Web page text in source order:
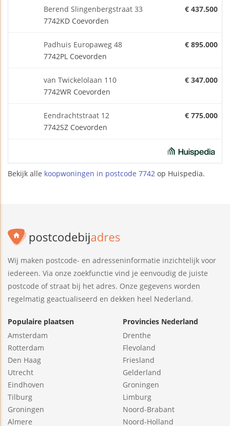
Berend Slingenbergstraat 33
7742KD Coevorden
€ 437.500
Padhuis Europaweg 48
7742PL Coevorden
€ 895.000
van Twickelolaan 110
7742WR Coevorden
€ 347.000
Eendrachtstraat 12
7742SZ Coevorden
€ 775.000
Bekijk alle koopwoningen in postcode 7742 op Huispedia.
Wij maken postcode- en adresseninformatie inzichtelijk voor
iedereen. Via onze zoekfunctie vind je eenvoudig de juiste
postcode of straat bij het adres. Onze gegevens worden
regelmatig geactualiseerd en dekken heel Nederland.
Populaire plaatsen
Amsterdam
Rotterdam
Den Haag
Utrecht
Eindhoven
Tilburg
Groningen
Almere
Provincies Nederland
Drenthe
Flevoland
Friesland
Gelderland
Groningen
Limburg
Noord-Brabant
Noord-Holland